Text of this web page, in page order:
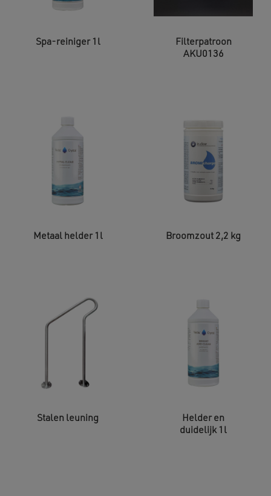
Spa-reiniger 1l
Filterpatroon
AKU0136
Metaal helder 1l Broomzout 2,2 kg
Stalen leuning
Helder en
duidelijk 1l